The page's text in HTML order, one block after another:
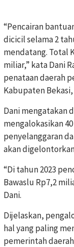
“Pencairan
dicicil selama 2
mendatang. Total
miliar,” kata Dani
penataan daerah
Kabupaten
Dani mengatakan
mengalokasikan
penyelanggaran
akan
“Di tahun 2023
Bawaslu Rp7,2
Dani.
Dijelaskan,
hal yang paling
pemerintah